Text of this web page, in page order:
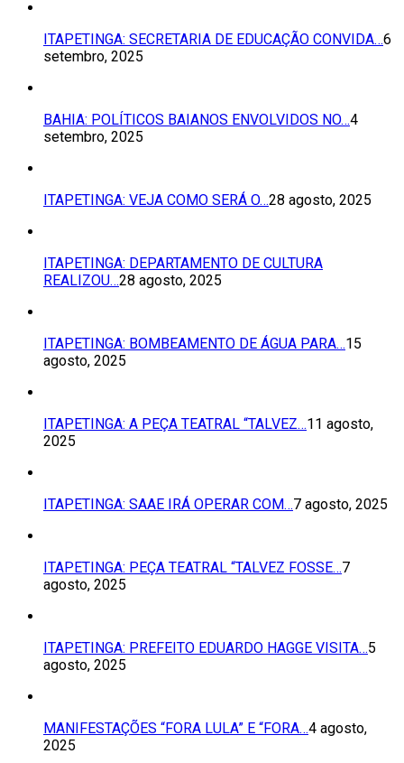
ITAPETINGA: SECRETARIA DE EDUCAÇÃO CONVIDA…6
setembro, 2025
BAHIA: POLÍTICOS BAIANOS ENVOLVIDOS NO…4
setembro, 2025
ITAPETINGA: VEJA COMO SERÁ O…28 agosto, 2025
ITAPETINGA: DEPARTAMENTO DE CULTURA
REALIZOU…28 agosto, 2025
ITAPETINGA: BOMBEAMENTO DE ÁGUA PARA…15
agosto, 2025
ITAPETINGA: A PEÇA TEATRAL “TALVEZ…11 agosto,
2025
ITAPETINGA: SAAE IRÁ OPERAR COM…7 agosto, 2025
ITAPETINGA: PEÇA TEATRAL “TALVEZ FOSSE…7
agosto, 2025
ITAPETINGA: PREFEITO EDUARDO HAGGE VISITA…5
agosto, 2025
MANIFESTAÇÕES “FORA LULA” E “FORA…4 agosto,
2025